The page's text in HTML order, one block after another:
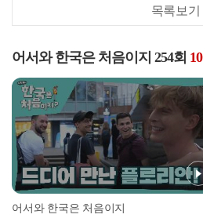
목록보기
어서와 한국은 처음이지 254회 10
어서와 한국은 처음이지